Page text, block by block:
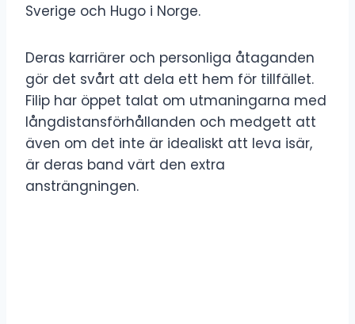
Sverige och Hugo i Norge.
Deras karriärer och personliga åtaganden
gör det svårt att dela ett hem för tillfället.
Filip har öppet talat om utmaningarna med
långdistansförhållanden och medgett att
även om det inte är idealiskt att leva isär,
är deras band värt den extra
ansträngningen.